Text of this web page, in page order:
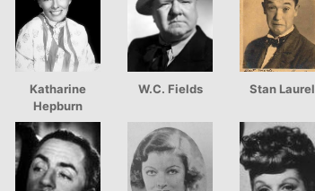
Katharine
Hepburn
W.C. Fields Stan Laurel